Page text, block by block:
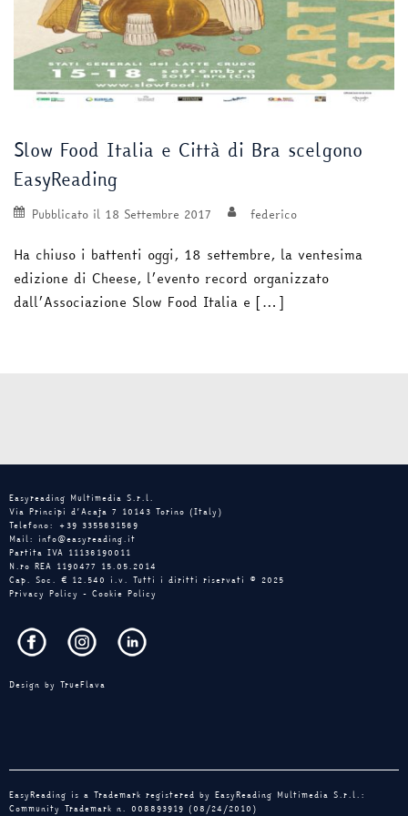
Slow Food Italia e Città di Bra scelgono
EasyReading
Pubblicato il 18 Settembre 2017 federico
Ha chiuso i battenti oggi, 18 settembre, la ventesima
edizione di Cheese, l’evento record organizzato
dall’Associazione Slow Food Italia e […]
Easyreading Multimedia S.r.l.
Via Principi d’Acaja 7 10143 Torino (Italy)
Telefono: +39 3355631569
Mail: info@easyreading.it
Partita IVA 11136190011
N.ro REA 1190477 15.05.2014
Cap. Soc. € 12.540 i.v. Tutti i diritti riservati © 2025
Privacy Policy - Cookie Policy
Design by TrueFlava
EasyReading is a Trademark registered by EasyReading Multimedia S.r.l.:
Community Trademark n. 008893919 (08/24/2010)